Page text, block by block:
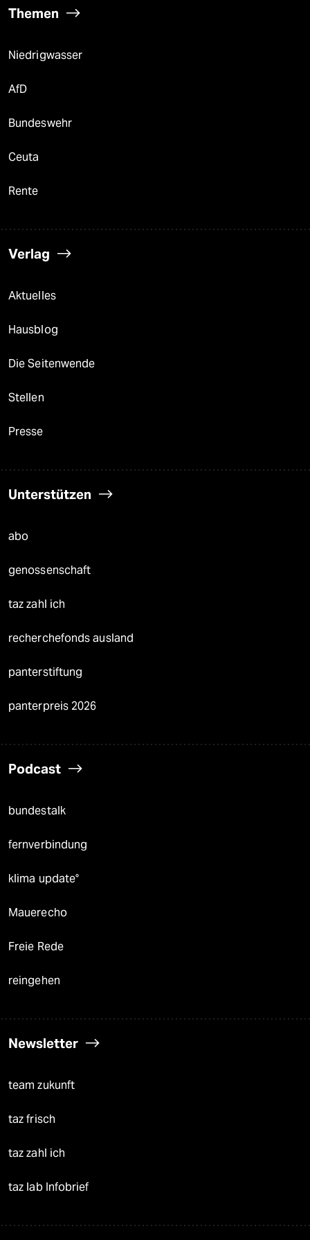
Themen
Niedrigwasser
AfD
Bundeswehr
Ceuta
Rente
Verlag
Aktuelles
Hausblog
Die Seitenwende
Stellen
Presse
Unterstützen
abo
genossenschaft
taz zahl ich
recherchefonds ausland
panterstiftung
panterpreis 2026
Podcast
bundestalk
fernverbindung
klima update°
Mauerecho
Freie Rede
reingehen
Newsletter
team zukunft
taz frisch
taz zahl ich
taz lab Infobrief